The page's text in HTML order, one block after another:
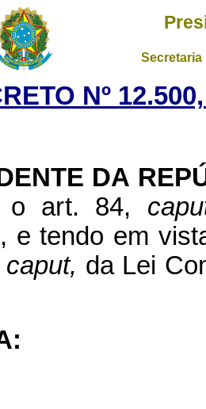
Nº
DA
o art. 84,
e tendo em
caput, da Lei